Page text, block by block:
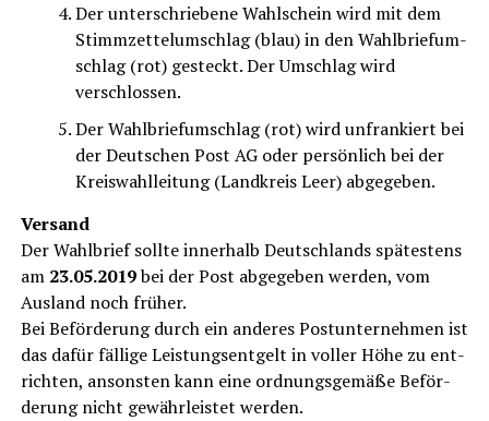
Der unter­schrie­be­ne Wahl­schein wird mit dem
Stimm­zet­tel­um­schlag (blau) in den Wahl­brief­um­
schlag (rot) gesteckt. Der Umschlag wird
verschlossen.
Der Wahl­brief­um­schlag (rot) wird unfran­kiert bei
der Deut­schen Post AG oder per­sön­lich bei der
Kreis­wahl­lei­tung (Land­kreis Leer) abgegeben.
Ver­sand
Der Wahl­brief soll­te inner­halb Deutsch­lands spä­tes­tens
am 23.05.2019bei der Post abge­ge­ben wer­den, vom
Aus­land noch frü­her.
Bei Beför­de­rung durch ein ande­res Post­un­ter­neh­men ist
das dafür fäl­li­ge Leis­tungs­ent­gelt in vol­ler Höhe zu ent­
rich­ten, ansons­ten kann eine ord­nungs­ge­mä­ße Beför­
de­rung nicht gewähr­leis­tet werden.